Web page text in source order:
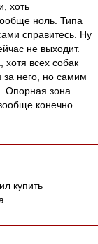
хоть
ноль. Типа
справитесь. Ну
не выходит.
хотя всех собак
за него, но самим
Опорная зона
конечно…
купить